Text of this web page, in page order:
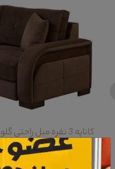
کاناپه 3 نفره مبل راحتی گلوریا